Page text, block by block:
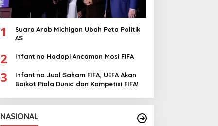
1
Suara Arab Michigan Ubah Peta Politik
AS
2 Infantino Hadapi Ancaman Mosi FIFA
3
Infantino Jual Saham FIFA, UEFA Akan
Boikot Piala Dunia dan Kompetisi FIFA!
NASIONAL